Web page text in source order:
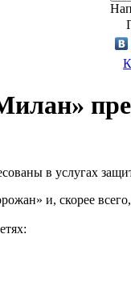
в услугах
и, скорее